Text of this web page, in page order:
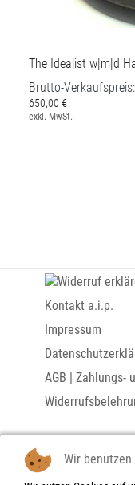
The Idealist w|m|d
Brutto-Verkaufspreis:
650,00 €
exkl. MwSt.
Kontakt a.i.p.
Impressum
AGB | Zahlungs-
Marius D. Kettler
Wir benutzen